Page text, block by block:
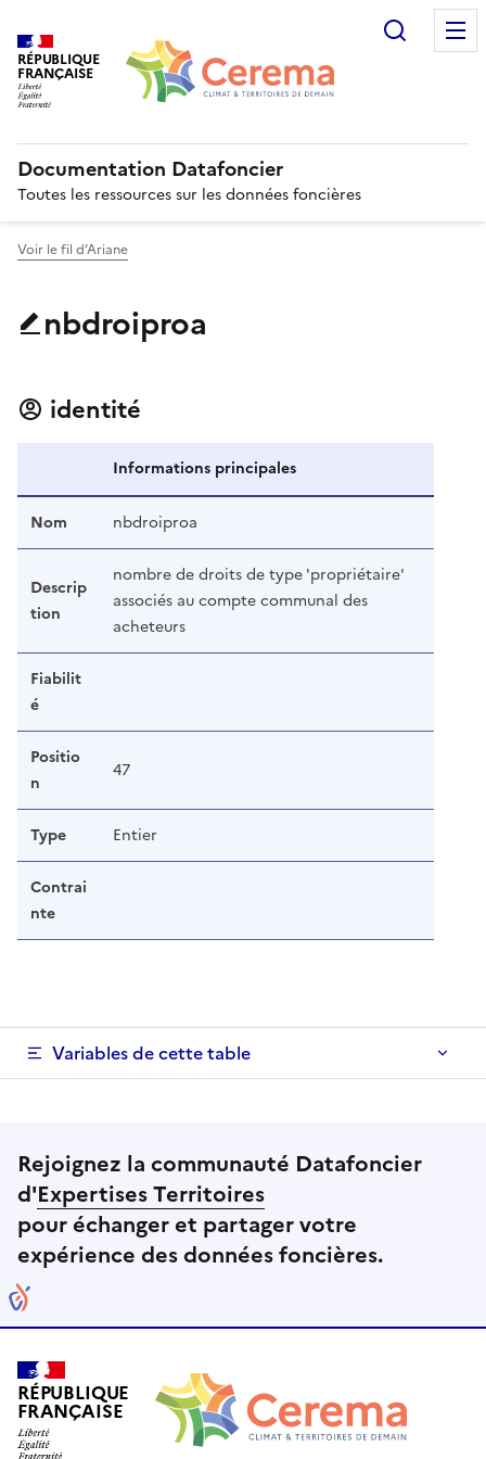
RÉPUBLIQUE
FRANÇAISE
Documentation Datafoncier
Toutes les ressources sur les données foncières
Voir le fil d’Ariane
nbdroiproa
identité
Informations principales
Nom nbdroiproa
Descrip
tion
nombre de droits de type 'propriétaire'
associés au compte communal des
acheteurs
Fiabilit
é
Positio
n
47
Type Entier
Contrai
nte
Variables de cette table
Rejoignez la communauté Datafoncier
d'Expertises Territoires
pour échanger et partager votre
expérience des données foncières.
RÉPUBLIQUE
FRANÇAISE